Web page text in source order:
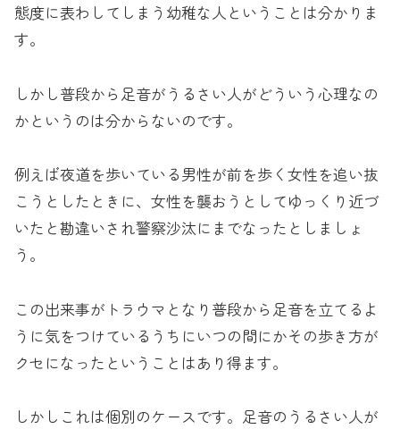
態度に表わしてしまう幼稚な人ということは分かりま
す。
しかし普段から足音がうるさい人がどういう心理なの
かというのは分からないのです。
例えば夜道を歩いている男性が前を歩く女性を追い抜
こうとしたときに、女性を襲おうとしてゆっくり近づ
いたと勘違いされ警察沙汰にまでなったとしましょ
う。
この出来事がトラウマとなり普段から足音を立てるよ
うに気をつけているうちにいつの間にかその歩き方が
クセになったということはあり得ます。
しかしこれは個別のケースです。足音のうるさい人が